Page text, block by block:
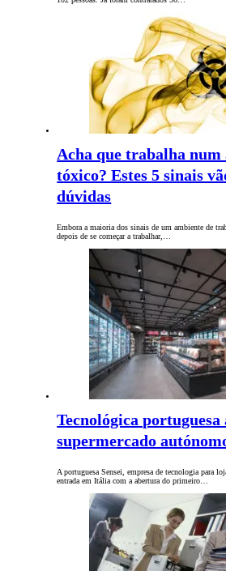
Acha que trabalha num
tóxico? Estes 5 sinais
dúvidas
Embora a maioria dos sinais de um ambiente de
depois de se começar a trabalhar,…
Tecnológica
supermercado
A portuguesa Sensei, empresa de tecnologia para
entrada em Itália com a abertura do primeiro…